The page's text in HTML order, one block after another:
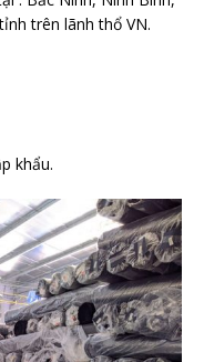
trên lãnh thổ VN.
khẩu.